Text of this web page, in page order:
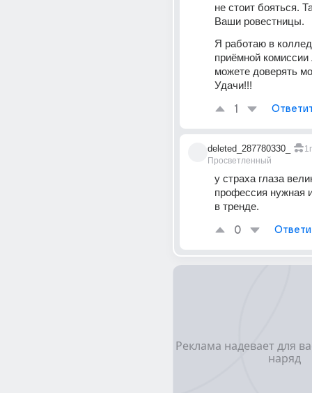
не стоит бояться.
Ваши ровестницы.
Я работаю в
приёмной комиссии
можете доверять
Удачи!!!
1
deleted_287780330_
Просветленный
1г
у страха глаза
профессия нужная
в тренде.
0